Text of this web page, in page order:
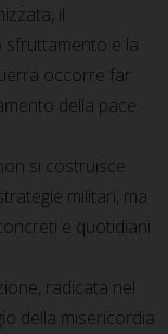
il
sfruttamento e la
occorre far
della pace.
si costruisce
militari, ma
e quotidiani
radicata nel
della misericordia